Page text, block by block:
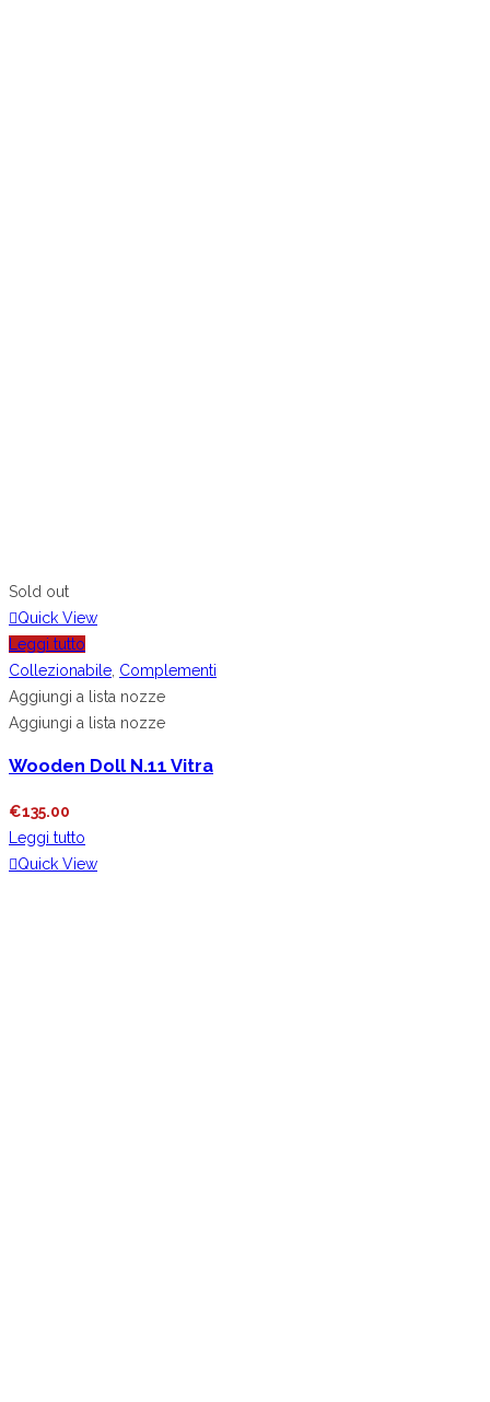
Sold out
Quick View
Leggi tutto
Collezionabile Complementi
Aggiungi a lista nozze
Aggiungi a lista nozze
Wooden Doll N.11 Vitra
€135.00
Leggi tutto
Quick View